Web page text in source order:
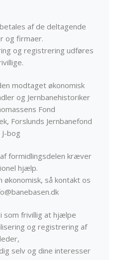
af de deltagende
og firmaer.
og registrering udføres
modtaget økonomisk
og Jernbanehistoriker
Fond
Forslunds Jernbanefond
bog
formidlingsdelen kræver
hjælp.
økonomisk, så kontakt os
som frivillig at hjælpe
og registrering af
selv og dine interesser